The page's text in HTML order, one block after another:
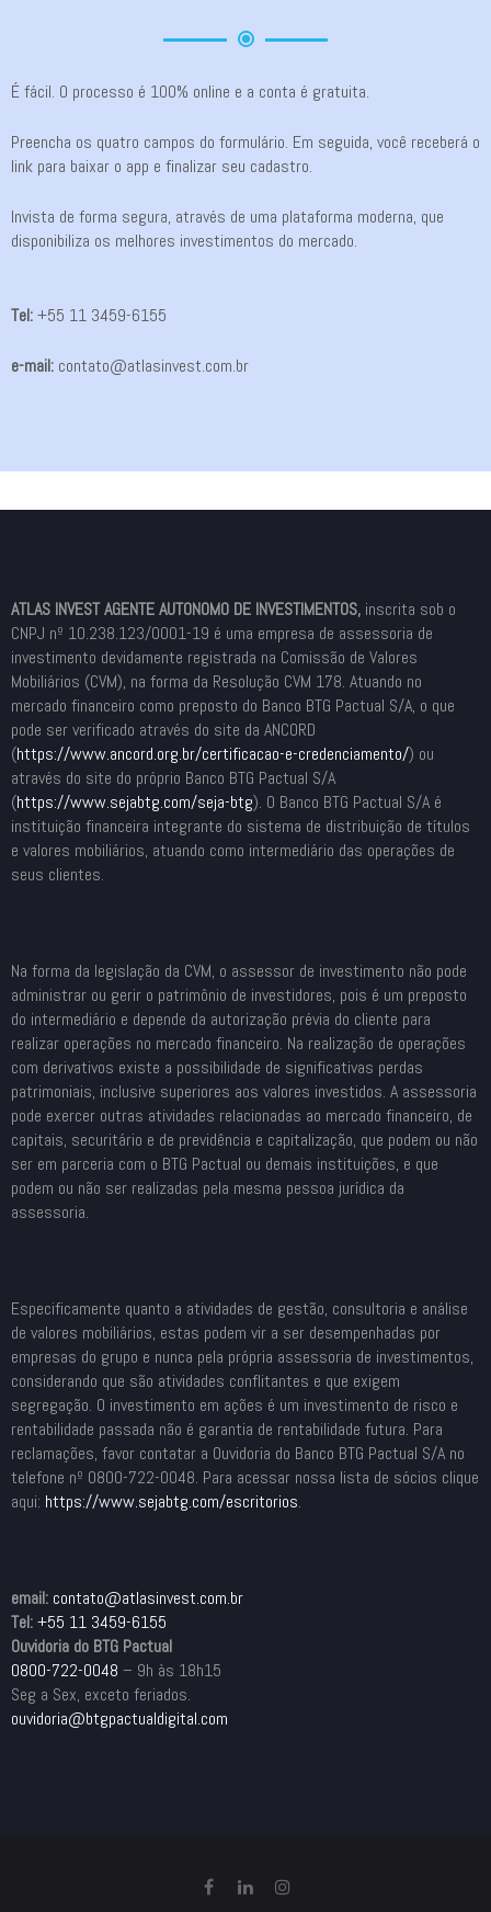
É fácil. O processo é 100% online e a conta é gratuita.
Preencha os quatro campos do formulário. Em seguida, você receberá o
link para baixar o app e finalizar seu cadastro.
Invista de forma segura, através de uma plataforma moderna, que
disponibiliza os melhores investimentos do mercado.
Tel:+55 11 3459-6155
e-mail: contato@atlasinvest.com.br
ATLAS INVEST AGENTE AUTONOMO DE INVESTIMENTOS, inscrita sob o
CNPJ nº 10.238.123/0001-19 é uma empresa de assessoria de
investimento devidamente registrada na Comissão de Valores
Mobiliários (CVM), na forma da Resolução CVM 178. Atuando no
mercado financeiro como preposto do Banco BTG Pactual S/A, o que
pode ser verificado através do site da ANCORD
(https://www.ancord.org.br/certificacao-e-credenciamento/) ou
através do site do próprio Banco BTG Pactual S/A
(https://www.sejabtg.com/seja-btg). O Banco BTG Pactual S/A é
instituição financeira integrante do sistema de distribuição de títulos
e valores mobiliários, atuando como intermediário das operações de
seus clientes.
Na forma da legislação da CVM, o assessor de investimento não pode
administrar ou gerir o patrimônio de investidores, pois é um preposto
do intermediário e depende da autorização prévia do cliente para
realizar operações no mercado financeiro. Na realização de operações
com derivativos existe a possibilidade de significativas perdas
patrimoniais, inclusive superiores aos valores investidos. A assessoria
pode exercer outras atividades relacionadas ao mercado financeiro, de
capitais, securitário e de previdência e capitalização, que podem ou não
ser em parceria com o BTG Pactual ou demais instituições, e que
podem ou não ser realizadas pela mesma pessoa jurídica da
assessoria.
Especificamente quanto a atividades de gestão, consultoria e análise
de valores mobiliários, estas podem vir a ser desempenhadas por
empresas do grupo e nunca pela própria assessoria de investimentos,
considerando que são atividades conflitantes e que exigem
segregação. O investimento em ações é um investimento de risco e
rentabilidade passada não é garantia de rentabilidade futura. Para
reclamações, favor contatar a Ouvidoria do Banco BTG Pactual S/A no
telefone nº 0800-722-0048. Para acessar nossa lista de sócios clique
aqui: https://www.sejabtg.com/escritorios.
email: contato@atlasinvest.com.br
Tel:+55 11 3459-6155
Ouvidoria do BTG Pactual
0800-722-0048 – 9h às 18h15
Seg a Sex, exceto feriados.
ouvidoria@btgpactualdigital.com